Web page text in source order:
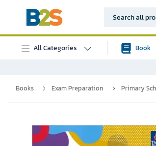
All Categories Book
Books Exam Preparation Primary